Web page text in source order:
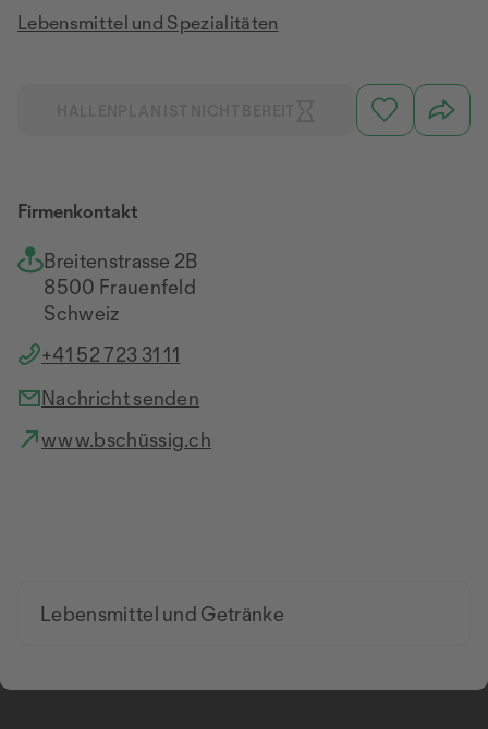
Lebensmittel und Spezialitäten
Firmenkontakt
Breitenstrasse 2B
8500 Frauenfeld
Schweiz
+41 52 723 31 11
Nachricht senden
www.bschüssig.ch
Lebensmittel und Getränke